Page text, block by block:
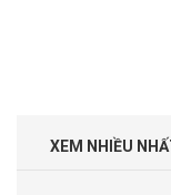
XEM NHIỀU